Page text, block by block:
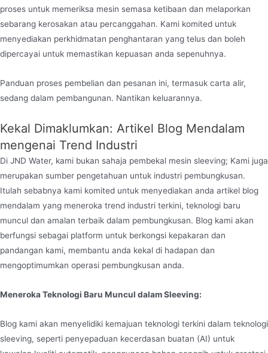
proses untuk memeriksa mesin semasa ketibaan dan melaporkan
sebarang kerosakan atau percanggahan. Kami komited untuk
menyediakan perkhidmatan penghantaran yang telus dan boleh
dipercayai untuk memastikan kepuasan anda sepenuhnya.
Panduan proses pembelian dan pesanan ini, termasuk carta alir,
sedang dalam pembangunan. Nantikan keluarannya.
Kekal Dimaklumkan: Artikel Blog Mendalam
mengenai Trend Industri
Di JND Water, kami bukan sahaja pembekal mesin sleeving; Kami juga
merupakan sumber pengetahuan untuk industri pembungkusan.
Itulah sebabnya kami komited untuk menyediakan anda artikel blog
mendalam yang meneroka trend industri terkini, teknologi baru
muncul dan amalan terbaik dalam pembungkusan. Blog kami akan
berfungsi sebagai platform untuk berkongsi kepakaran dan
pandangan kami, membantu anda kekal di hadapan dan
mengoptimumkan operasi pembungkusan anda.
Meneroka Teknologi Baru Muncul dalam Sleeving:
Blog kami akan menyelidiki kemajuan teknologi terkini dalam teknologi
sleeving, seperti penyepaduan kecerdasan buatan (AI) untuk